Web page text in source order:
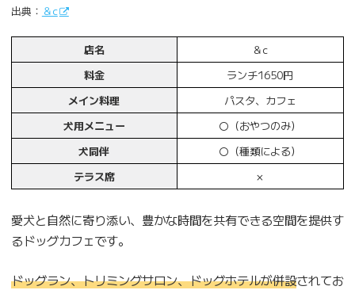
出典： ＆c
店名
＆c
料金
ランチ1650円
メイン料理
パスタ、カフェ
犬用メニュー
〇（おやつのみ）
犬同伴
〇（種類による）
テラス席
×
愛犬と自然に寄り添い、豊かな時間を共有できる空間を提供す
るドッグカフェです。
ドッグラン、トリミングサロン、ドッグホテルが併設されてお